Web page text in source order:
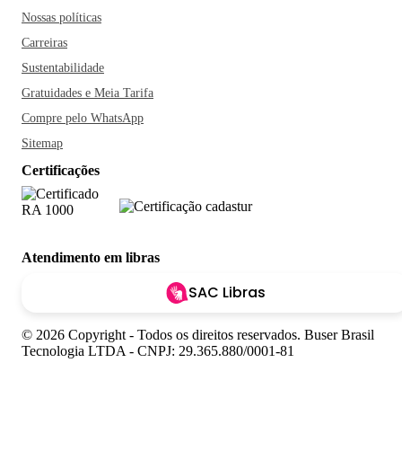
Nossas políticas
Carreiras
Sustentabilidade
Gratuidades e Meia Tarifa
Compre pelo WhatsApp
Sitemap
Certificações
Atendimento em libras
SAC Libras
© 2026 Copyright - Todos os direitos reservados. Buser Brasil
Tecnologia LTDA - CNPJ: 29.365.880/0001-81